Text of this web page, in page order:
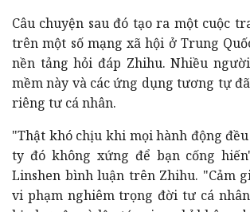
Câu chuyện sau đó tạo ra một cuộc
trên một số mạng xã hội ở Trung
nền tảng hỏi đáp Zhihu. Nhiều
mềm này và các ứng dụng tương tự
riêng tư cá nhân.
"Thật khó chịu khi mọi hành động
ty đó không xứng để bạn cống
Linshen bình luận trên Zhihu. "Cảm
vi phạm nghiêm trọng đời tư cá